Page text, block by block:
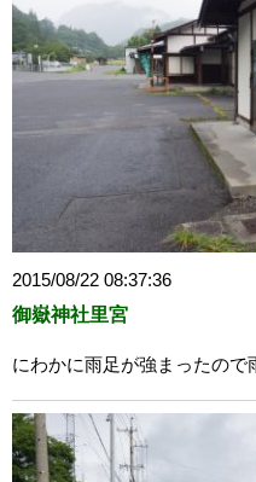
2015/08/22 08:37:36
御嶽神社里宮
にわかに雨足が強まったので